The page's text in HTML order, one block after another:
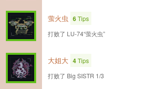
萤火虫 6Tips
打败了 LU-74“萤火虫”
大姐大 4Tips
打败了 Big SISTR 1/3